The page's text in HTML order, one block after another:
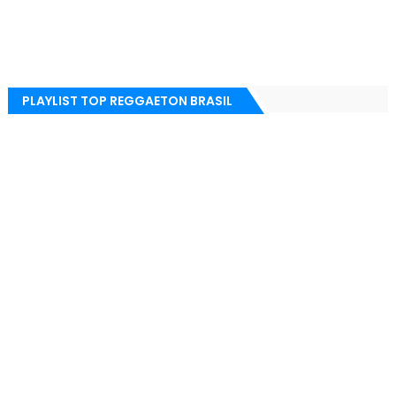
PLAYLIST TOP REGGAETON BRASIL